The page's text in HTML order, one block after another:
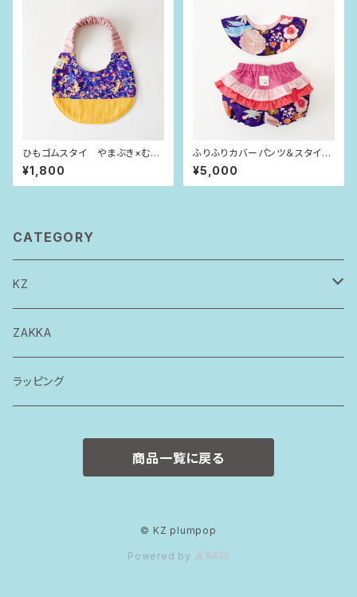
ひもゴムスタイ やまぶき×むら
さき小花
¥1,800
ふりふりカバーパンツ＆スタイ
紫×ピンクフラワー（80size）
¥5,000
CATEGORY
KZ
トップス
ボトムス
ZAKKA
ラッピング
商品一覧に戻る
© KZ plumpop
Powered by